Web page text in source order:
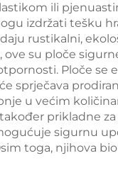
ili
izdržati tešku
rustikalni,
su ploče
Ploče se
sprječava
u većim
prikladne
sigurnu
toga, njihova